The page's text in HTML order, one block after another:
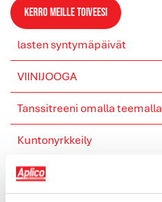
Kerro meille toiveesi
lasten syntymäpäivät
VIINIJOOGA
Tanssitreeni omalla teemalla
Kuntonyrkkeily